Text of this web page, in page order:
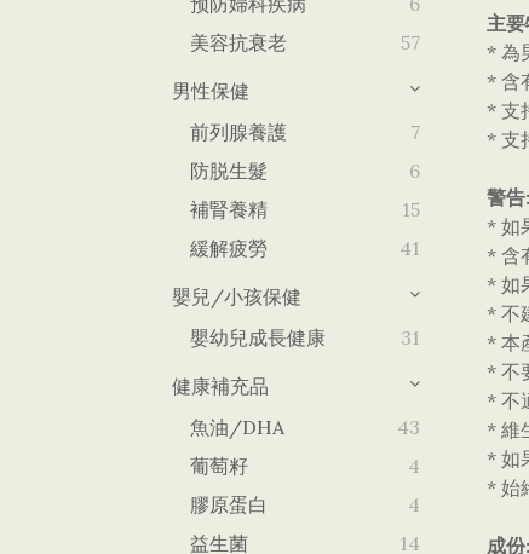
美容抗衰老
57
男性保健
前列腺養護
7
防脱生髮
6
補腎養精
15
緩解疲勞
41
嬰兒/小孩保健
嬰幼兒成長健康
31
健康補充品
魚油/DHA
43
葡萄籽
4
膠原蛋白
4
益生菌
14
主
* 為
* 含
* 支
* 支
警告:
* 如
* 含
* 如
* 不
* 本
* 不
* 不
* 維
* 如
* 始
成份: